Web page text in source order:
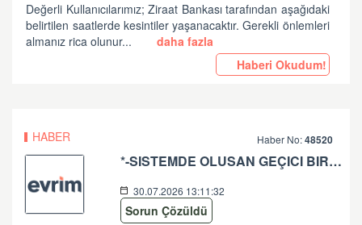
Değerli Kullanıcılarımız; Ziraat Bankası tarafından aşağıdaki
belirtilen saatlerde kesintiler yaşanacaktır. Gerekli önlemleri
almanız rica olunur...
daha fazla
Haberi Okudum!
HABER Haber No:48520
*-SISTEMDE OLUSAN GEÇICI BIR SORUN SEBEBIYLE ISLEMLERINIZE DEVAM EDILEMIYOR. LÜTFEN TEKRAR DENEYINIZ. SORUNUNUZUN DEVAM ETMESI DURUMUNDA LÜTFEN ÇAGRI MERKEZIMIZE ÇAGRI BIRAKINIZ. +90 312 444 84 82 '' HATASI HK
30.07.2026 13:11:32
Sorun Çözüldü